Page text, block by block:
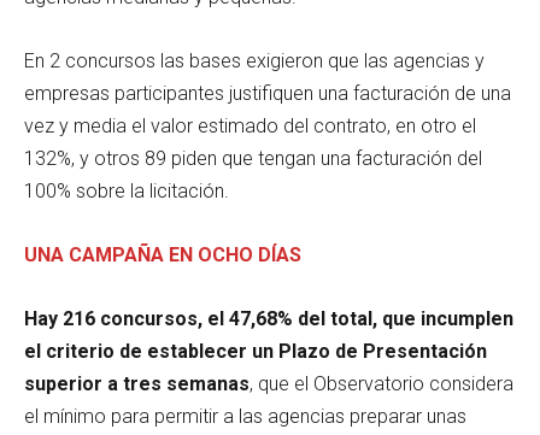
En 2 concursos las bases exigieron que las agencias y
empresas participantes justifiquen una facturación de una
vez y media el valor estimado del contrato, en otro el
132%, y otros 89 piden que tengan una facturación del
100% sobre la licitación.
UNA CAMPAÑA EN OCHO DÍAS
Hay 216 concursos, el 47,68% del total, que incumplen
el criterio de establecer un Plazo de Presentación
superior a tres semanas, que el Observatorio considera
el mínimo para permitir a las agencias preparar unas